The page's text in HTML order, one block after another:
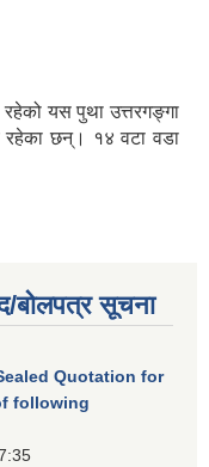
यस पुथा उत्तरगङ्गा
रहेका छन्। १४ वटा वडा
बोलपत्र सूचना
Quotation for
following